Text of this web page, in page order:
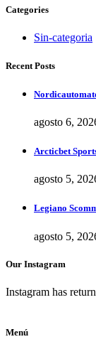
Categories
Sin-categoria
Recent Posts
agosto 6,
Arcticbet
agosto 5,
Legiano
agosto 5,
Our Instagram
Instagram has
Menú